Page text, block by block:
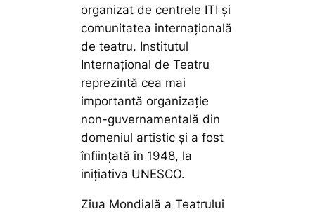
organizat de centrele ITI şi
comunitatea internaţională
de teatru. Institutul
Internaţional de Teatru
reprezintă cea mai
importantă organizaţie
non-guvernamentală din
domeniul artistic şi a fost
înfiinţată în 1948, la
iniţiativa UNESCO.
Ziua Mondială a Teatrului